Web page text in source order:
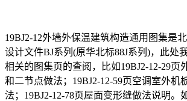
19BJ2-12外墙外保温建筑构造通用图集是
设计文件BJ系列(原华北标88J系列)，此处
相关的图集页的查阅，比如19BJ2-12-29页
和二节点做法；19BJ2-12-59页空调室外机
法；19BJ2-12-78页屋面变形缝做法说明。